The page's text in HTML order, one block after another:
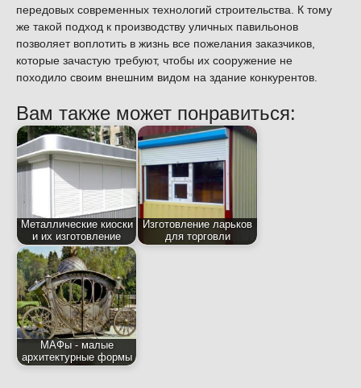
передовых современных технологий строительства. К тому
же такой подход к производству уличных павильонов
позволяет воплотить в жизнь все пожелания заказчиков,
которые зачастую требуют, чтобы их сооружение не
походило своим внешним видом на здание конкурентов.
Вам также может понравиться:
Металлические киоски
и их изготовление
Изготовление ларьков
для торговли
МАФы - малые
архитектурные формы